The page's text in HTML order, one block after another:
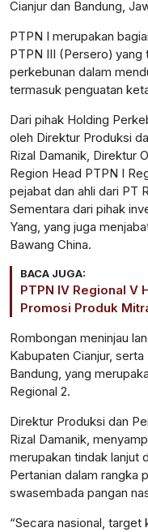
Cianjur dan Bandung,
PTPN I merupakan
PTPN III (Persero) yang
perkebunan dalam
termasuk penguatan
Dari pihak Holding
oleh Direktur Produksi
Rizal Damanik, Direktur
Region Head PTPN I
pejabat dan ahli dari PT
Sementara dari pihak
Yang, yang juga
Bawang China.
BACA JUGA:
PTPN IV Regional V
Promosi Produk
Rombongan meninjau
Kabupaten Cianjur,
Bandung, yang
Regional 2.
Direktur Produksi dan
Rizal Damanik,
merupakan tindak lanjut
Pertanian dalam rangka
swasembada pangan
“Secara nasional, target